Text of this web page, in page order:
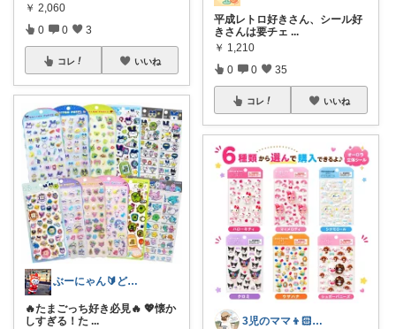
￥ 2,060
0 0 3
コレ いいね
ぶーにゃん🔰どうしたら売れるかな😭
🔥たまごっち好き必見🔥 💖懐か
しすぎる！た ...
平成レトロ好きさん、シール好
きさんは要チェ ...
￥ 1,210
0 0 35
コレ いいね
3児のママ👦🏻👦🏻👧🏻